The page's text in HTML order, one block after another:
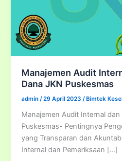
Manajemen Audit
Dana JKN Puskesmas
admin /29 April 2023 /Bimtek
Manajemen Audit Internal
Puskesmas- Pentingnya
yang Transparan dan
Internal dan Pemeriksaan […]